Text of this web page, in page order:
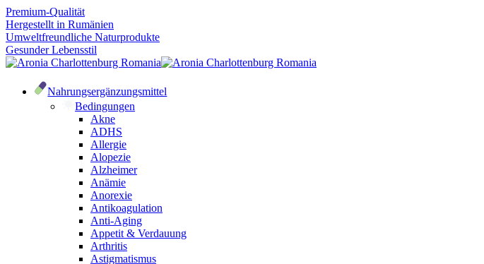
Premium-Qualität
Hergestellt in Rumänien
Umweltfreundliche Naturprodukte
Gesunder Lebensstil
Nahrungsergänzungsmittel
Bedingungen
Akne
ADHS
Allergie
Alopezie
Alzheimer
Anämie
Anorexie
Antikoagulation
Anti-Aging
Appetit & Verdauung
Arthritis
Astigmatismus